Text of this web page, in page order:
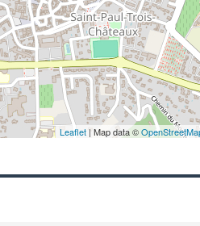
Leaflet | Map data ©
vos
nouveaux